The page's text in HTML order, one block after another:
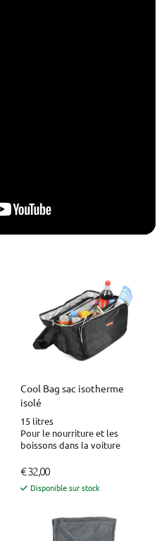
Cool Bag sac isotherme
isolé
15 litres
Pour le nourriture et les
boissons dans la voiture
€ 32,00
Disponible sur stock